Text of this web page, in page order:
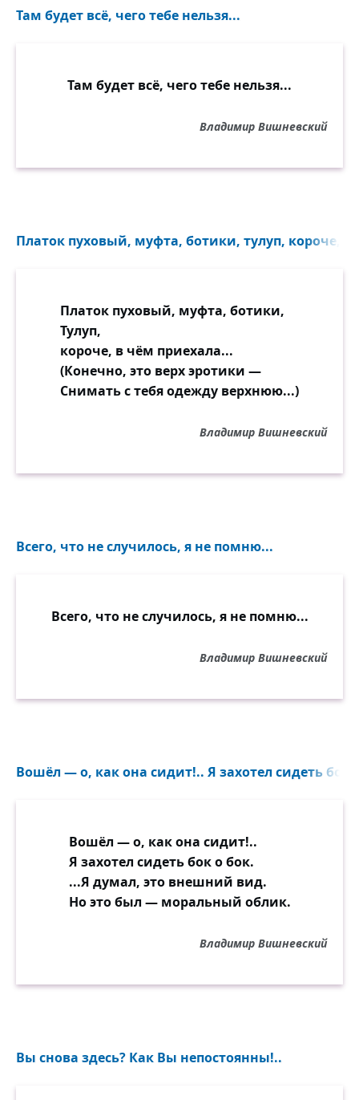
Там будет всё, чего тебе нельзя...
Там будет всё, чего тебе нельзя...
Владимир Вишневский
Платок пуховый, муфта, ботики, тулуп, короче, в
Платок пуховый, муфта, ботики,
Тулуп,
короче, в чём приехала...
(Конечно, это верх эротики —
Снимать с тебя одежду верхнюю...)
Владимир Вишневский
Всего, что не случилось, я не помню...
Всего, что не случилось, я не помню...
Владимир Вишневский
Вошёл — о, как она сидит!.. Я захотел сидеть бок
Вошёл — о, как она сидит!..
Я захотел сидеть бок о бок.
...Я думал, это внешний вид.
Но это был — моральный облик.
Владимир Вишневский
Вы снова здесь? Как Вы непостоянны!..